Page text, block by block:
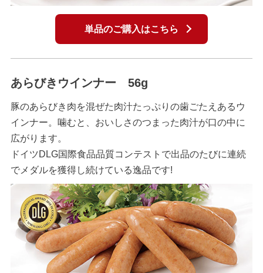
単品のご購入はこちら
あらびきウインナー 56g
豚のあらびき肉を混ぜた肉汁たっぷりの歯ごたえあるウ
インナー。噛むと、おいしさのつまった肉汁が口の中に
広がります。
ドイツDLG国際食品品質コンテストで出品のたびに連続
でメダルを獲得し続けている逸品です!